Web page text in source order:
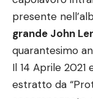
presente
grande John
quarantesimo
Il 14 Aprile 2021
estratto da